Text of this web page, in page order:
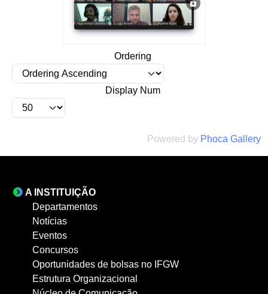
Ordering
Display Num
Powered by Phoca Gallery
A INSTITUIÇÃO
Departamentos
Notícias
Eventos
Concursos
Oportunidades de bolsas no IFGW
Estrutura Organizacional